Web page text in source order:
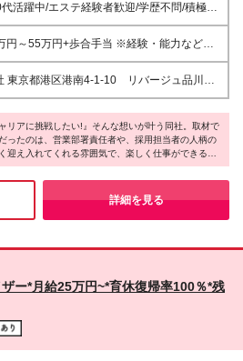
代活躍中/エステ経験者歓迎/学歴不問/積極採
の方
円～55万円+歩合手当 ※経験・能力などを
額を決定 ※固定残業代(20時間分／3万円
。超過分は全額支給 ※試用期間1～3ヶ月
いをよく知るための期間と考えており、正
提です
川
務地
ャリアに挑戦したい!』そんな想いが叶う同社。取材で
ったのは、営業部署責任者や、採用担当者の人柄の
迎え入れてくれる雰囲気で、楽しく仕事ができる環
じました！実際に未経験から入社し活躍している女
確な評価制度で、頑張りに応じて給与・キャリアア
ます。子育て中の方も多く、ライフイベントに左右
がイキイキと活躍できる環境です！
詳細を見る
ー*月給25万円~*育休復帰率100％*残